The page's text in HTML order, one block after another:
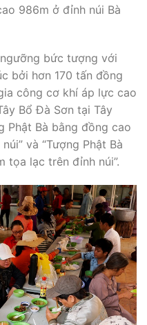
986m ở đỉnh núi Bà
bức tượng với
bởi hơn 170 tấn đồng
công cơ khí áp lực cao
Bổ Đà Sơn tại Tây
Phật Bà bằng đồng cao
và “Tượng Phật Bà
tọa lạc trên đỉnh núi”.